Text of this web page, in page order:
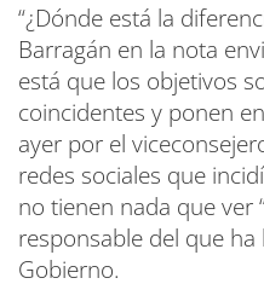
“¿Dónde está la
Barragán en la nota
está que los objetivos
coincidentes y ponen
ayer por el
redes sociales que
no tienen nada que ver
responsable del que
Gobierno.